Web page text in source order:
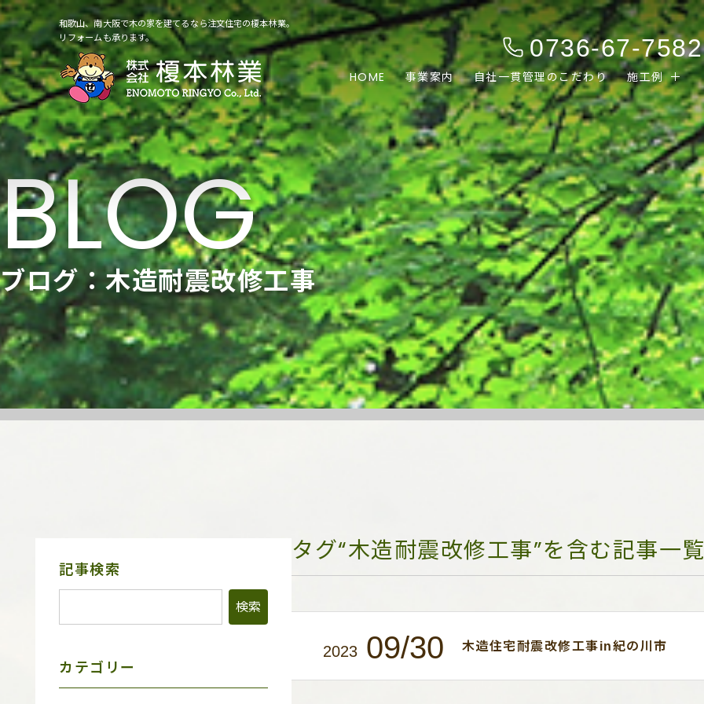
和歌山、南大阪で木の家を建てるなら注文住宅の榎本林業。
リフォームも承ります。
0736-67-7582
HOME 事業案内 自社一貫管理のこだわり 施工例
ブログ：木造耐震改修工事
タグ“木造耐震改修工事”を含む記事一
2023 09/30 木造住宅耐震改修工事in紀の川市
サ
ニ
記事検索
カテゴリー